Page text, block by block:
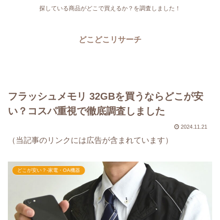
探している商品がどこで買えるか？を調査しました！
どこどこリサーチ
フラッシュメモリ 32GBを買うならどこが安
い？コスパ重視で徹底調査しました
2024.11.21
（当記事のリンクには広告が含まれています）
どこが安い？-家電・OA機器